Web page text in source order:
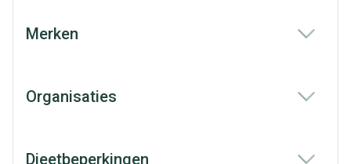
Merken
Organisaties
Dieetbeperkingen